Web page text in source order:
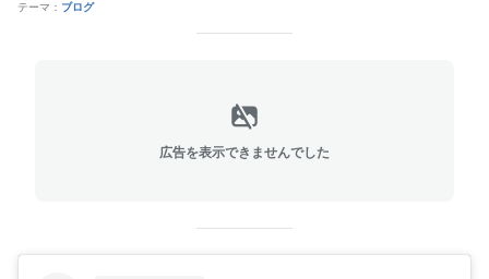
テーマ： ブログ
広告を表示できませんでした